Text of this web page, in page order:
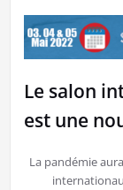
Le salon
est une
La pandémie